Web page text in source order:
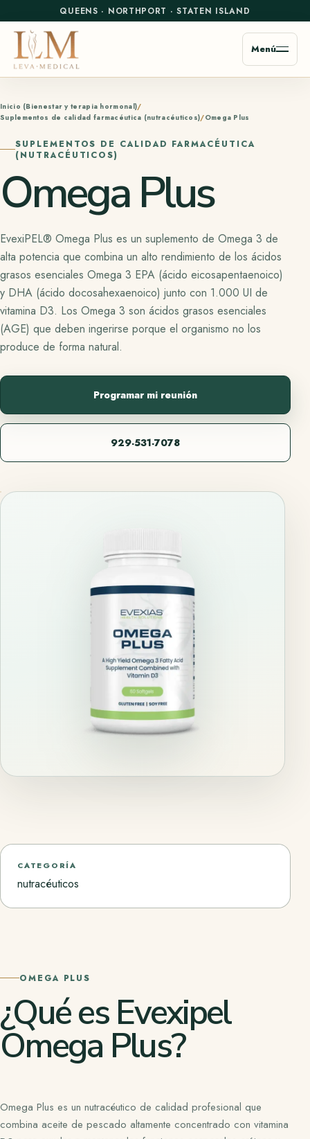
QUEENS · NORTHPORT · STATEN ISLAND
Menú
Inicio (Bienestar y terapia hormonal)
Suplementos de calidad farmacéutica (nutracéuticos) Omega Plus
SUPLEMENTOS DE CALIDAD FARMACÉUTICA
(NUTRACÉUTICOS)
Omega Plus
EvexiPEL® Omega Plus es un suplemento de Omega 3 de
alta potencia que combina un alto rendimiento de los ácidos
grasos esenciales Omega 3 EPA (ácido eicosapentaenoico)
y DHA (ácido docosahexaenoico) junto con 1.000 UI de
vitamina D3. Los Omega 3 son ácidos grasos esenciales
(AGE) que deben ingerirse porque el organismo no los
produce de forma natural.
Programar mi reunión
929-531-7078
CATEGORÍA
nutracéuticos
OMEGA PLUS
¿Qué es Evexipel
Omega Plus?
Omega Plus es un nutracéutico de calidad profesional que
combina aceite de pescado altamente concentrado con vitamina